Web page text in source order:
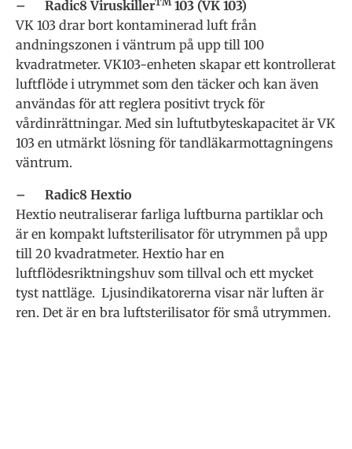
– Radic8 Viruskiller
103 (VK 103)
VK 103 drar bort kontaminerad luft från
andningszonen i väntrum på upp till 100
kvadratmeter. VK103-enheten skapar ett kontrollerat
luftflöde i utrymmet som den täcker och kan även
användas för att reglera positivt tryck för
vårdinrättningar. Med sin luftutbyteskapacitet är VK
103 en utmärkt lösning för tandläkarmottagningens
väntrum.
– Radic8 Hextio
Hextio neutraliserar farliga luftburna partiklar och
är en kompakt luftsterilisator för utrymmen på upp
till 20 kvadratmeter. Hextio har en
luftflödesriktningshuv som tillval och ett mycket
tyst nattläge. Ljusindikatorerna visar när luften är
ren. Det är en bra luftsterilisator för små utrymmen.